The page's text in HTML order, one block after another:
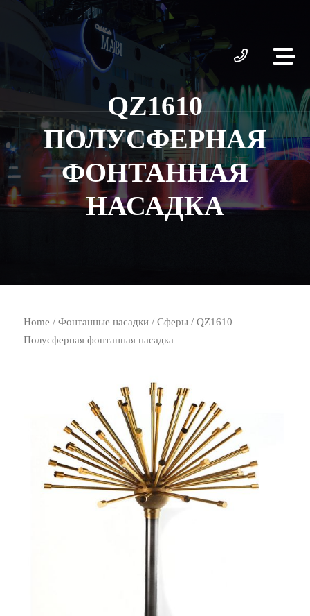
QZ1610
ПОЛУСФЕРНАЯ
ФОНТАННАЯ
НАСАДКА
Home /Фонтанные насадки /Сферы / QZ1610
Полусферная фонтанная насадка